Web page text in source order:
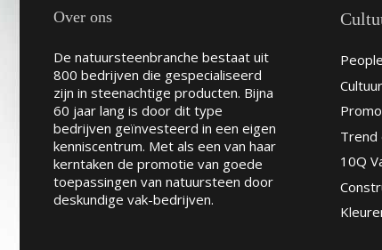
Over ons
De natuursteenbranche bestaat uit
800 bedrijven die gespecialiseerd
zijn in steenachtige producten. Bijna
60 jaar lang is door dit type
bedrijven geïnvesteerd in een eigen
kenniscentrum. Met als een van haar
kerntaken de promotie van goede
toepassingen van natuursteen door
deskundige vak-bedrijven.
Trend
10Q